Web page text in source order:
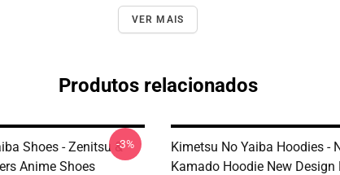
VER MAIS
Produtos relacionados
Shoes - Zenitsu &
Anime Shoes
-3%
Kimetsu No Yaiba Hoodies -
Kamado Hoodie New Design